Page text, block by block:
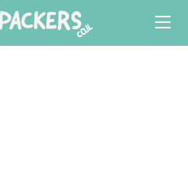
content